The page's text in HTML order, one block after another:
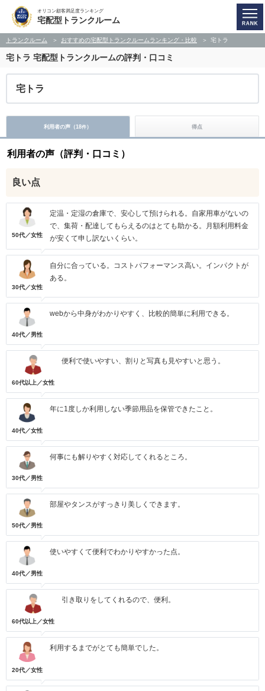
オリコン顧客満足度ランキング
宅配型トランクルーム
トランクルーム おすすめの宅配型トランクルームランキング・比較 宅トラ
宅トラ 宅配型トランクルームの評判・口コミ
宅トラ
利用者の声（18件） 得点
利用者の声（評判・口コミ）
良い点
50代／女性
定温・定湿の倉庫で、安心して預けられる。自家用車がないの
で、集荷・配達してもらえるのはとても助かる。月額利用料金
が安くて申し訳ないくらい。
30代／女性
自分に合っている。コストパフォーマンス高い。インパクトが
ある。
40代／男性
webから中身がわかりやすく、比較的簡単に利用できる。
60代以上／女性
便利で使いやすい、割りと写真も見やすいと思う。
40代／女性
年に1度しか利用しない季節用品を保管できたこと。
30代／男性
何事にも解りやすく対応してくれるところ。
50代／男性
部屋やタンスがすっきり美しくできます。
40代／男性
使いやすくて便利でわかりやすかった点。
60代以上／女性
引き取りをしてくれるので、便利。
20代／女性
利用するまでがとても簡単でした。